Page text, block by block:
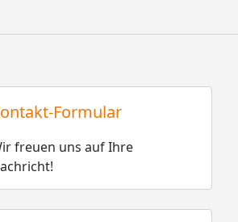
Formular
freuen uns auf Ihre